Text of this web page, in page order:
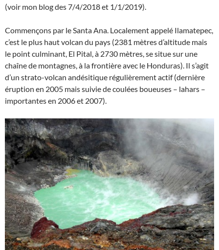
(voir mon blog des 7/4/2018 et 1/1/2019).
Commençons par le Santa Ana. Localement appelé Ilamatepec,
c’est le plus haut volcan du pays (2381 mètres d’altitude mais
le point culminant, El Pital, à 2730 mètres, se situe sur une
chaîne de montagnes, à la frontière avec le Honduras). Il s’agit
d’un strato-volcan andésitique régulièrement actif (dernière
éruption en 2005 mais suivie de coulées boueuses – lahars –
importantes en 2006 et 2007).